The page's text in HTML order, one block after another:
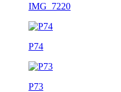
IMG_7220
P74
P73